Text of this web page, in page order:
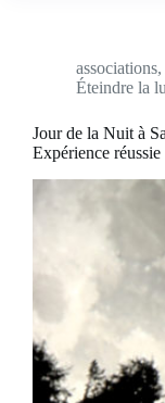
associations,
Éteindre la
Jour de la Nuit à
Expérience réussie